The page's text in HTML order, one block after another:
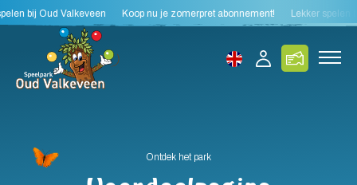
bij Oud Valkeveen Koop nu je zomerpret abonnement! Lekker spelen
Ontdek het park